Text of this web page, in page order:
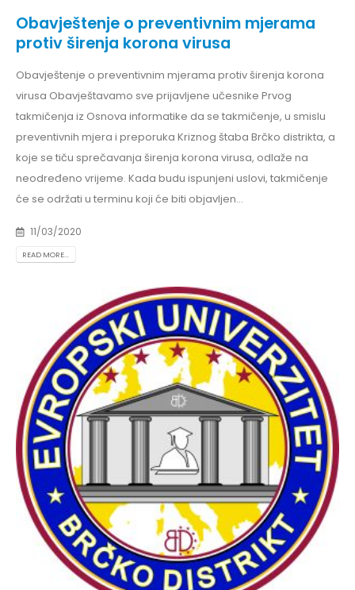
Obavještenje o preventivnim mjerama
protiv širenja korona virusa
Obavještenje o preventivnim mjerama protiv širenja korona
virusa Obavještavamo sve prijavljene učesnike Prvog
takmičenja iz Osnova informatike da se takmičenje, u smislu
preventivnih mjera i preporuka Kriznog štaba Brčko distrikta, a
koje se tiču sprečavanja širenja korona virusa, odlaže na
neodređeno vrijeme. Kada budu ispunjeni uslovi, takmičenje
će se održati u terminu koji će biti objavljen...
11/03/2020
READ MORE...